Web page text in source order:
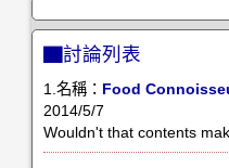
▇討論列表
1.名稱： Food
2014/5/7
Wouldn't that contents